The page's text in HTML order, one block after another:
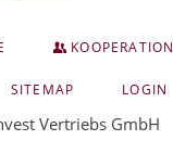
KOOPERATION
SITEMAP LOGIN
Vertriebs GmbH